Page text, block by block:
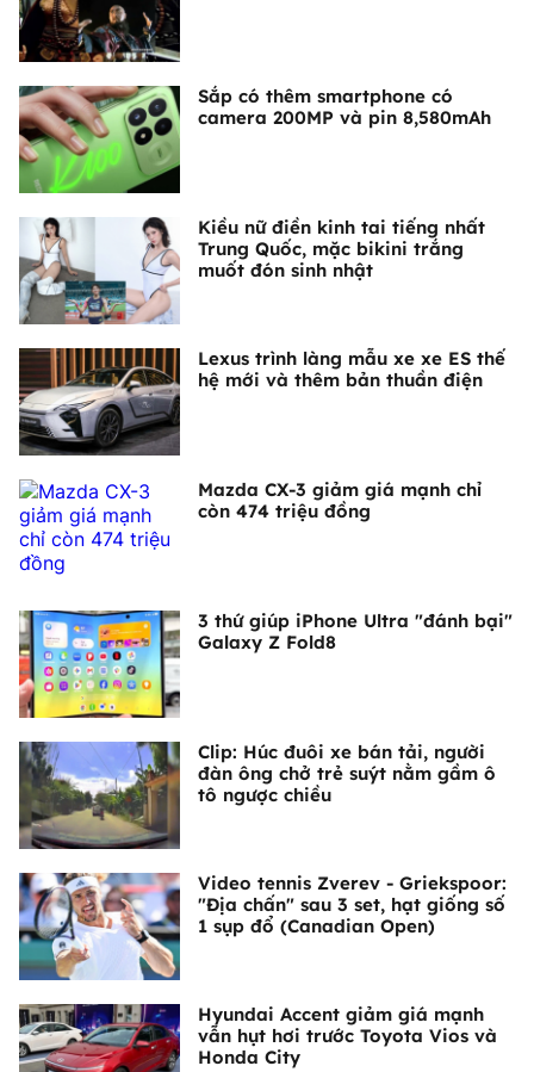
Sắp có thêm smartphone có
camera 200MP và pin 8,580mAh
Kiều nữ điền kinh tai tiếng nhất
Trung Quốc, mặc bikini trắng
muốt đón sinh nhật
Lexus trình làng mẫu xe xe ES thế
hệ mới và thêm bản thuần điện
Mazda CX-3 giảm giá mạnh chỉ
còn 474 triệu đồng
3 thứ giúp iPhone Ultra "đánh bại"
Galaxy Z Fold8
Clip: Húc đuôi xe bán tải, người
đàn ông chở trẻ suýt nằm gầm ô
tô ngược chiều
Video tennis Zverev - Griekspoor:
"Địa chấn" sau 3 set, hạt giống số
1 sụp đổ (Canadian Open)
Hyundai Accent giảm giá mạnh
vẫn hụt hơi trước Toyota Vios và
Honda City